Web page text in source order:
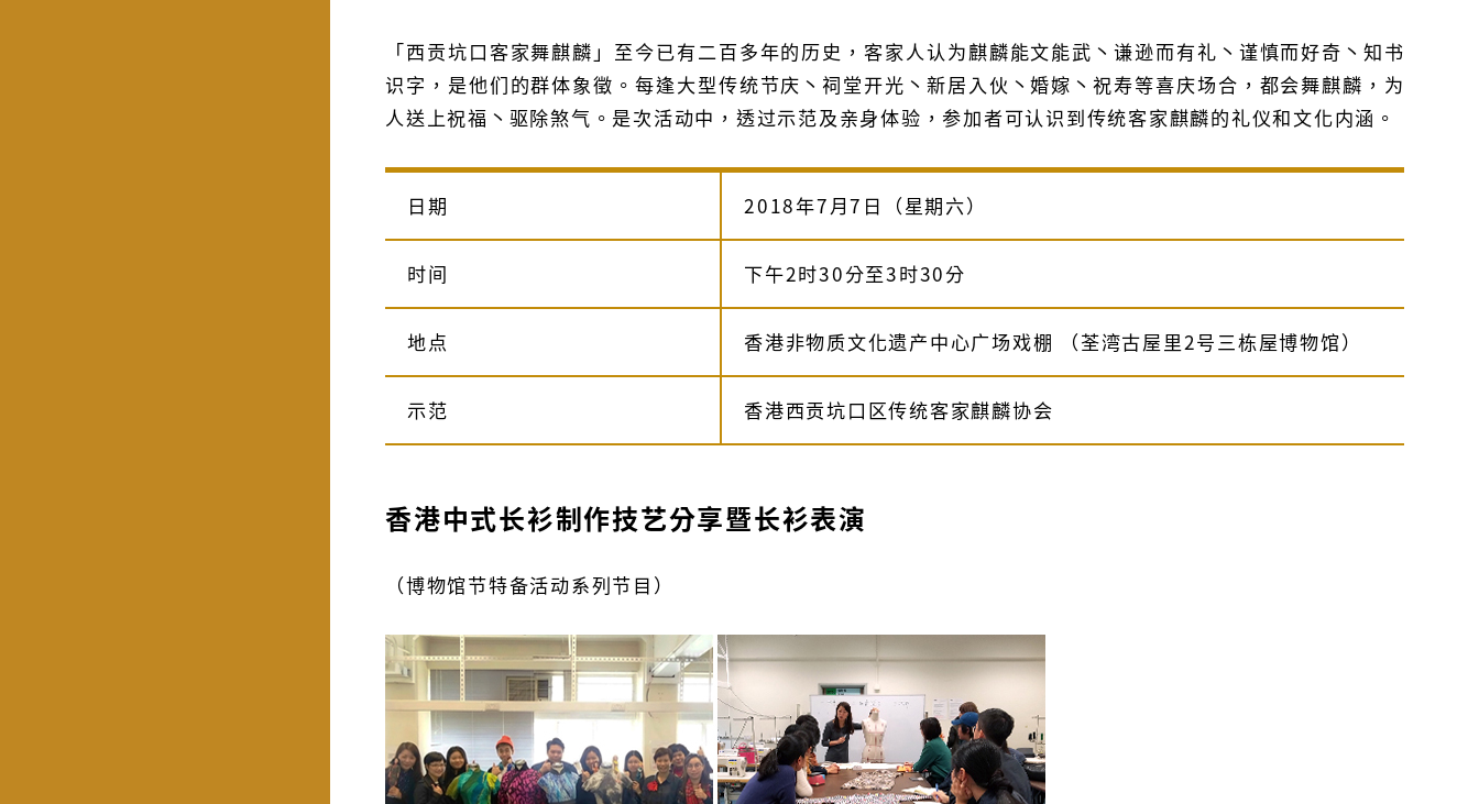
「西贡坑口客家舞麒麟」至今已有二百多年的历史，客家人认为麒麟能文能武丶谦逊而有礼丶谨慎而好奇丶知书
识字，是他们的群体象徵。每逢大型传统节庆丶祠堂开光丶新居入伙丶婚嫁丶祝寿等喜庆场合，都会舞麒麟，为
人送上祝福丶驱除煞气。是次活动中，透过示范及亲身体验，参加者可认识到传统客家麒麟的礼仪和文化内涵。
日期 2018年7月7日（星期六）
时间 下午2时30分至3时30分
地点 香港非物质文化遗产中心广场戏棚 （荃湾古屋里2号三栋屋博物馆）
示范 香港西贡坑口区传统客家麒麟协会
香港中式长衫制作技艺分享暨长衫表演
（博物馆节特备活动系列节目）